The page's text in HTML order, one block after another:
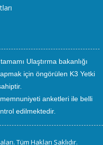
Ulaştırma bakanlığı
için öngörülen K3 Yetki
anketleri ile belli
edilmektedir.
Tüm Hakları Saklıdır.